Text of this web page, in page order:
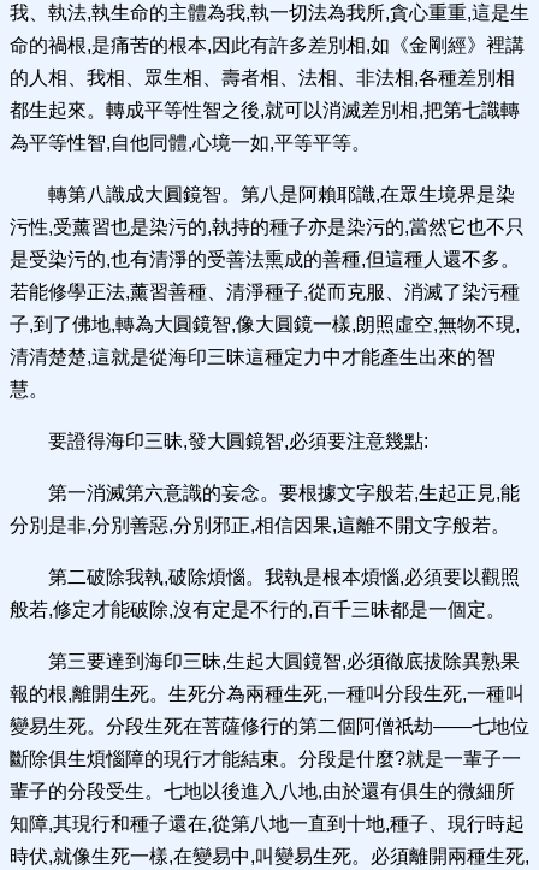
我、執法,執生命的主體為我,執一切法為我所,貪心重重,這是生
命的禍根,是痛苦的根本,因此有許多差別相,如《金剛經》裡講
的人相、我相、眾生相、壽者相、法相、非法相,各種差別相
都生起來。轉成平等性智之後,就可以消滅差別相,把第七識轉
為平等性智,自他同體,心境一如,平等平等。
轉第八識成大圓鏡智。第八是阿賴耶識,在眾生境界是染
污性,受薰習也是染污的,執持的種子亦是染污的,當然它也不只
是受染污的,也有清淨的受善法熏成的善種,但這種人還不多。
若能修學正法,薰習善種、清淨種子,從而克服、消滅了染污種
子,到了佛地,轉為大圓鏡智,像大圓鏡一樣,朗照虛空,無物不現,
清清楚楚,這就是從海印三昧這種定力中才能產生出來的智
慧。
要證得海印三昧,發大圓鏡智,必須要注意幾點:
第一消滅第六意識的妄念。要根據文字般若,生起正見,能
分別是非,分別善惡,分別邪正,相信因果,這離不開文字般若。
第二破除我執,破除煩惱。我執是根本煩惱,必須要以觀照
般若,修定才能破除,沒有定是不行的,百千三昧都是一個定。
第三要達到海印三昧,生起大圓鏡智,必須徹底拔除異熟果
報的根,離開生死。生死分為兩種生死,一種叫分段生死,一種叫
變易生死。分段生死在菩薩修行的第二個阿僧祇劫——七地位
斷除俱生煩惱障的現行才能結束。分段是什麼?就是一輩子一
輩子的分段受生。七地以後進入八地,由於還有俱生的微細所
知障,其現行和種子還在,從第八地一直到十地,種子、現行時起
時伏,就像生死一樣,在變易中,叫變易生死。必須離開兩種生死,